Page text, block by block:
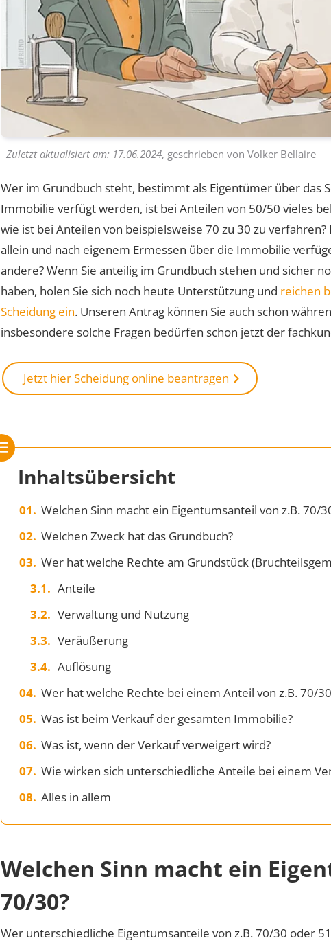
Zuletzt aktualisiert am: 17.06.2024, geschrieben vonVolker Bellaire
Wer im Grundbuch steht, bestimmt als Eigentümer über das
Immobilie verfügt werden, ist bei Anteilen von 50/50 vieles
wie ist bei Anteilen von beispielsweise 70 zu 30 zu
allein und nach eigenem Ermessen über die Immobilie
andere? Wenn Sie anteilig im Grundbuch stehen und sicher
haben, holen Sie sich noch heute Unterstützung und reichen
Scheidung ein. Unseren Antrag können Sie auch schon
insbesondere solche Fragen bedürfen schon jetzt der
Jetzt hier Scheidung online beantragen
Inhaltsübersicht
Welchen Sinn macht ein Eigentumsanteil von z.B. 70/
Welchen Zweck hat das Grundbuch?
Wer hat welche Rechte am Grundstück
Anteile
Verwaltung und Nutzung
Veräußerung
Auflösung
Wer hat welche Rechte bei einem Anteil von z.B. 70/
Was ist beim Verkauf der gesamten Immobilie?
Was ist, wenn der Verkauf verweigert wird?
Wie wirken sich unterschiedliche Anteile bei einem
Alles in allem
Welchen Sinn macht ein
70/30?
Wer unterschiedliche Eigentumsanteile von z.B. 70/30 oder